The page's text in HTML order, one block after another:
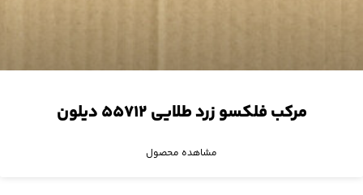
مرکب فلکسو زرد طلایی ۵۵۷۱۲ دیلون
مشاهده محصول